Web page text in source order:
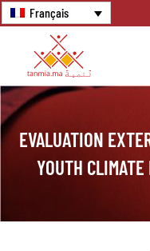
Français
EVALUATION
YOUTH